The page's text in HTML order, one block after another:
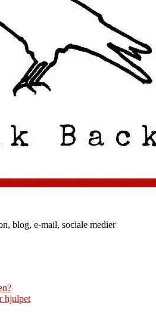
blog, e-mail, sociale medier
hjulpet